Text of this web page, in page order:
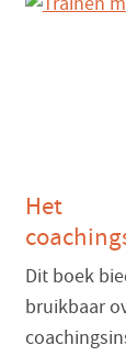
Het
Dit boek
bruikbaar